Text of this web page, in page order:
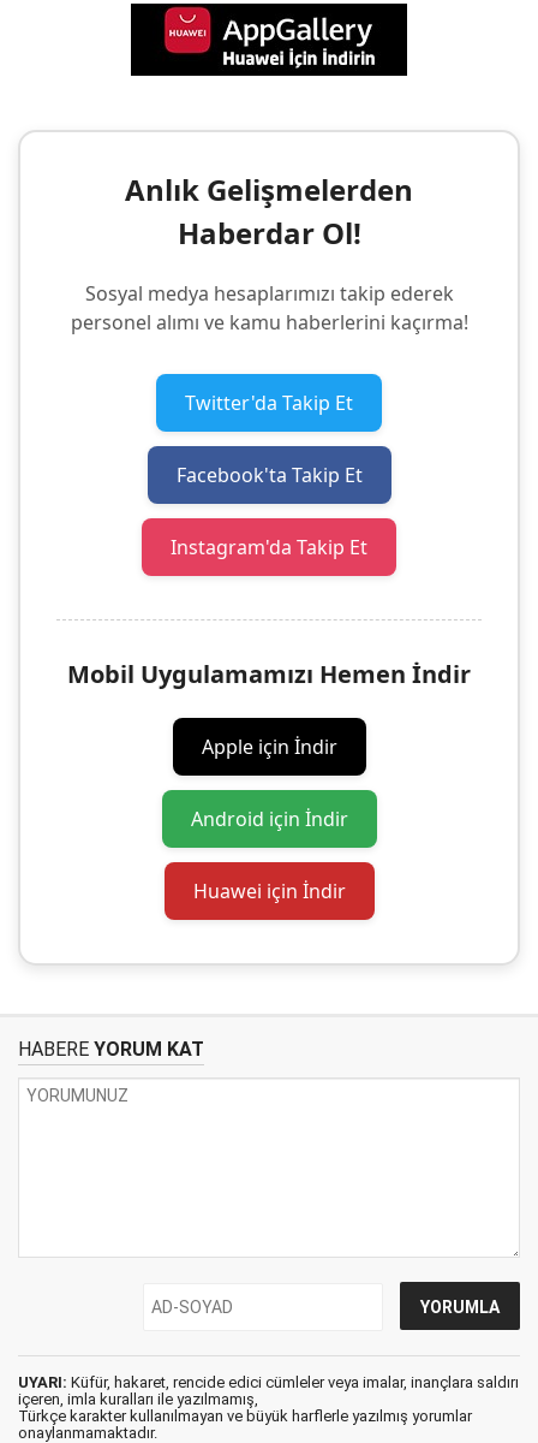
Anlık Gelişmelerden
Haberdar Ol!
Sosyal medya hesaplarımızı takip ederek
personel alımı ve kamu haberlerini kaçırma!
Twitter'da Takip Et
Facebook'ta Takip Et
Instagram'da Takip Et
Mobil Uygulamamızı Hemen İndir
Apple için İndir
Android için İndir
Huawei için İndir
HABERE YORUM KAT
UYARI: Küfür, hakaret, rencide edici cümleler veya imalar, inançlara saldırı
içeren, imla kuralları ile yazılmamış,
Türkçe karakter kullanılmayan ve büyük harflerle yazılmış yorumlar
onaylanmamaktadır.